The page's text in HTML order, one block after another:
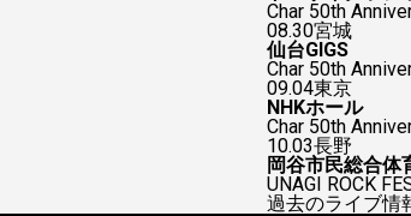
Char 50th
08.30宮城
仙台GIGS
Char 50th
09.04東京
NHKホール
Char 50th
10.03長野
岡谷市民総合体
UNAGI ROCK
過去のライブ情